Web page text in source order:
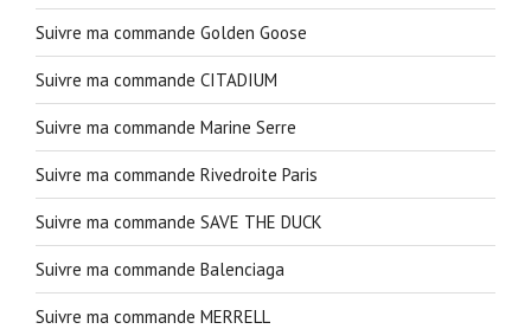
Suivre ma commande Golden Goose
Suivre ma commande CITADIUM
Suivre ma commande Marine Serre
Suivre ma commande Rivedroite Paris
Suivre ma commande SAVE THE DUCK
Suivre ma commande Balenciaga
Suivre ma commande MERRELL